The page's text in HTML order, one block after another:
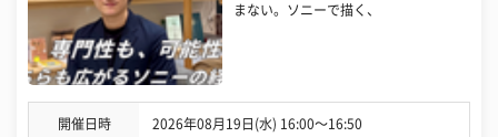
まない。ソニーで描く、
開催日時 2026年08月19日(水) 16:00〜16:50